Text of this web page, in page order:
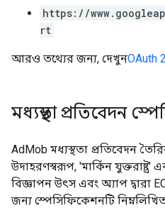
https://
rt
আরও তথ্যের জন্য, দেখুনOAuth
মধ্যস্থতা প্রতিবেদন
AdMob মধ্যস্থতা প্রতিবেদন
উদাহরণস্বরূপ, 'মার্কিন
বিজ্ঞাপন উৎস এবং অ্যাপ দ্বারা
জন্য স্পেসিফিকেশনটি